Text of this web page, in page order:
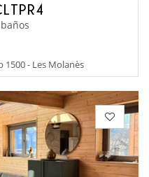
1500 - Les Molanès